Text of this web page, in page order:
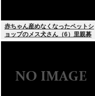
赤ちゃん産めなくなったペットシ
ョップのメス犬さん（6）里親募
集されてしまうwww